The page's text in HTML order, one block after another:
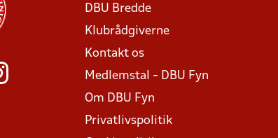
DBU Bredde
Klubrådgiverne
Kontakt os
Medlemstal - DBU Fyn
Om DBU Fyn
Privatlivspolitik